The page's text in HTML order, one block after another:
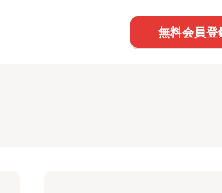
無料会員登